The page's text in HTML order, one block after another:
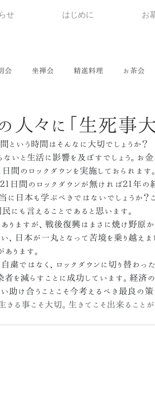
せ はじめに お
会 坐禅会 精進料理 お茶会
人々に「生死事大
という時間はそんなに大切でしょうか？
いと生活に影響を及ぼすでしょう。お
日間のロックダウンを実施しておられます。
１日間のロックダウンが無ければ２１年
に日本も学ぶべきではないでしょうか
にも言えることであると思います。
りますが、戦後復興はまさに焼け野原
、日本が一丸となって苦境を乗り越え
ります。
粛ではなく、ロックダウンに切り替わっ
を減らすことに成功しています。経済
助け合うことこそ今考えるべき最良の策
きる事こそ大切。生きてこそ出来ること